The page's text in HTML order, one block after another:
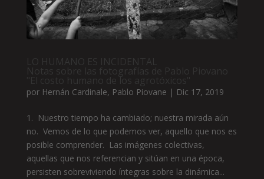
LO HUMANO ES INCIDENTAL
Notas sobre las fotografías de Pablo Piovano
"El costo humano de los agrotóxicos"
por Hernán Cardinale, Pablo Piovane | Dic 17, 2019
1. Nuestro tiempo ha cambiado; nuestra mirada aún
no. Vemos de lo que podemos ver, aquello que nos es
posible comprender. Las imágenes colectivas,
aquellas que nos referencian y sitúan en una época,
persisten sobreviviendo íntegras sobre la dinámica...